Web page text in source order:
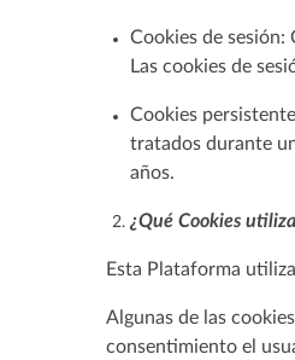
Cookies de sesión:
Las cookies de
Cookies
tratados durante
años.
¿Qué Cookies
Esta Plataforma
Algunas de las
consentimiento el